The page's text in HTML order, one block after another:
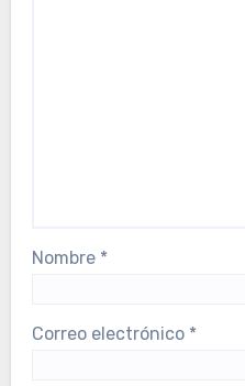
Nombre *
Correo electrónico *